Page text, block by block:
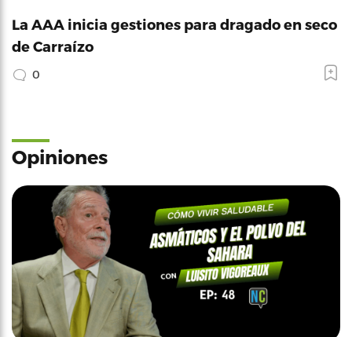
La AAA inicia gestiones para dragado en seco
de Carraízo
0
Opiniones